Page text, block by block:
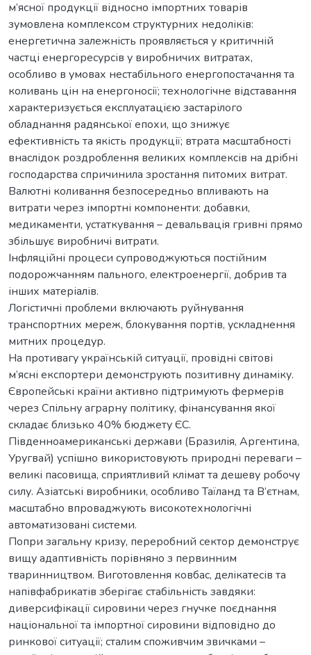
м’ясної продукції відносно імпортних товарів
зумовлена комплексом структурних недоліків:
енергетична залежність проявляється у критичній
частці енергоресурсів у виробничих витратах,
особливо в умовах нестабільного енергопостачання та
коливань цін на енергоносії; технологічне відставання
характеризується експлуатацією застарілого
обладнання радянської епохи, що знижує
ефективність та якість продукції; втрата масштабності
внаслідок роздроблення великих комплексів на дрібні
господарства спричинила зростання питомих витрат.
Валютні коливання безпосередньо впливають на
витрати через імпортні компоненти: добавки,
медикаменти, устаткування – девальвація гривні прямо
збільшує виробничі витрати.
Інфляційні процеси супроводжуються постійним
подорожчанням пального, електроенергії, добрив та
інших матеріалів.
Логістичні проблеми включають руйнування
транспортних мереж, блокування портів, ускладнення
митних процедур.
На противагу українській ситуації, провідні світові
м’ясні експортери демонструють позитивну динаміку.
Європейські країни активно підтримують фермерів
через Спільну аграрну політику, фінансування якої
складає близько 40% бюджету ЄС.
Південноамериканські держави (Бразилія, Аргентина,
Уругвай) успішно використовують природні переваги –
великі пасовища, сприятливий клімат та дешеву робочу
силу. Азіатські виробники, особливо Таїланд та В’єтнам,
масштабно впроваджують високотехнологічні
автоматизовані системи.
Попри загальну кризу, переробний сектор демонструє
вищу адаптивність порівняно з первинним
тваринництвом. Виготовлення ковбас, делікатесів та
напівфабрикатів зберігає стабільність завдяки:
диверсифікації сировини через гнучке поєднання
національної та імпортної сировини відповідно до
ринкової ситуації; сталим споживчим звичками –